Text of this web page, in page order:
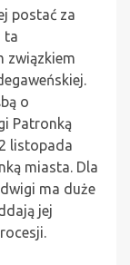
postać za
ta
związkiem
o
Patronką
listopada
miasta. Dla
ma duże
jej